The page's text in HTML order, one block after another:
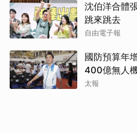
沈伯洋合體
跳來跳去
自由電子報
國防預算年
400億無人
太報